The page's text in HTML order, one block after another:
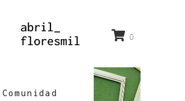
0
Comunidad